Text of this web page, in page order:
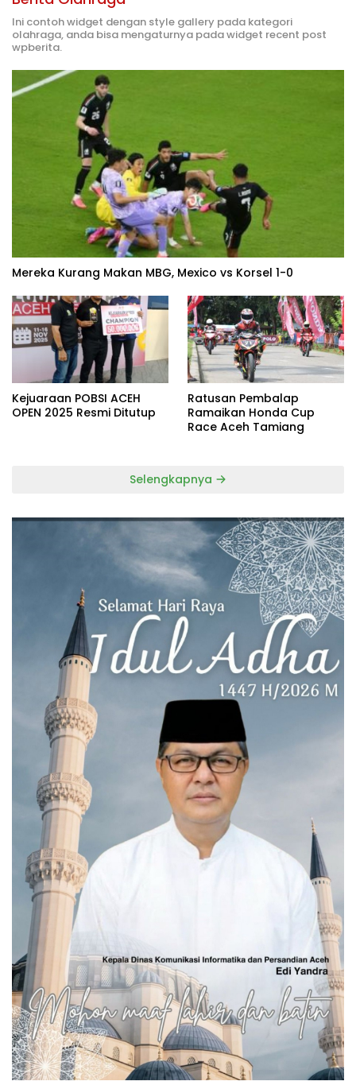
Ini contoh widget dengan style gallery pada kategori
olahraga, anda bisa mengaturnya pada widget recent post
wpberita.
Mereka Kurang Makan MBG, Mexico vs Korsel 1-0
Kejuaraan POBSI ACEH
OPEN 2025 Resmi Ditutup
Ratusan Pembalap
Ramaikan Honda Cup
Race Aceh Tamiang
Selengkapnya